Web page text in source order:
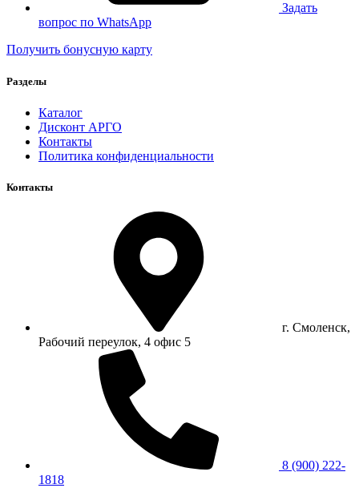
Задать
вопрос по WhatsApp
Получить бонусную карту
Разделы
Каталог
Дисконт АРГО
Контакты
Политика конфиденциальности
Контакты
г. Смоленск,
Рабочий переулок, 4 офис 5
8 (900) 222-
1818